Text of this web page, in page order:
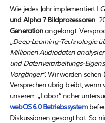
Wie jedes Jahr implementiert
und Alpha 7 Bildprozessoren.
Generationangelangt.
„Deep-Learning-Technologie
Millionen Audiodaten
und Datenverarbeitungs-
Vorgänger“. Wir werden sehen
Versprechen übrig bleibt, wenn
unserem „Labor“ näher
webOS 6.0 Betriebssystem
Diskussionen gesorgt hat. So